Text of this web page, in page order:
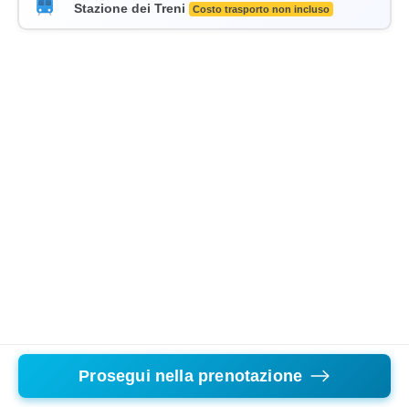
Stazione dei Treni Costo trasporto non incluso
Prosegui nella prenotazione